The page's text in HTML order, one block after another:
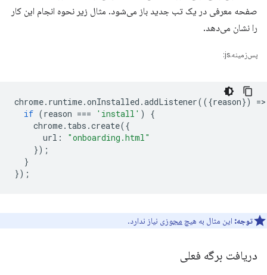
صفحه معرفی در یک تب جدید باز می‌شود. مثال زیر نحوه انجام این کار
را نشان می‌دهد.
پس‌زمینه.js:
chrome. runtime.onInstalled .addListener(({reason}) =>
if (reason === 'install' )
{
chrome. tabs .create({
url :
"onboarding.html"
});
}
});
توجه: این مثال به هیچ مجوزی نیاز ندارد.
دریافت برگه فعلی